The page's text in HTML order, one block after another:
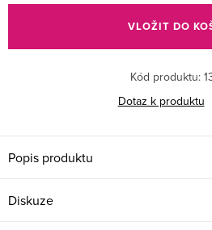
cena:
VLOŽIT DO
Kód produktu:
Dotaz k produktu
Popis produktu
Diskuze